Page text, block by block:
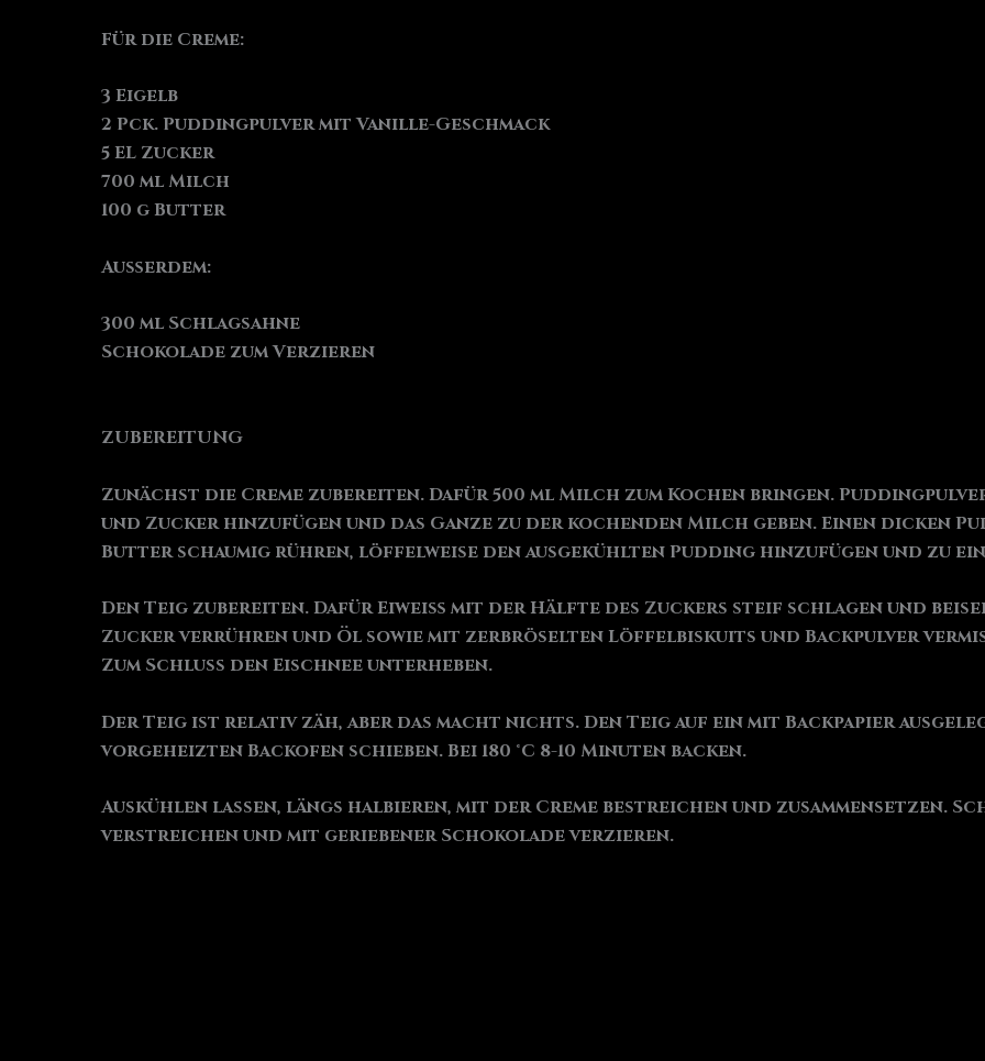
Für die Creme:
3 Eigelb
2 Pck. Puddingpulver mit Vanille-Geschmack
5 EL Zucker
700 ml Milch
100 g Butter
Außerdem:
300 ml Schlagsahne
Schokolade zum Verzieren
ZUBEREITUNG
Zunächst die Creme zubereiten. Dafür 500 ml Milch zum Kochen bringen.
und Zucker hinzufügen und das Ganze zu der kochenden Milch geben. Einen dicken
Butter schaumig rühren, löffelweise den ausgekühlten Pudding hinzufügen und zu
Den Teig zubereiten. Dafür Eiweiß mit der Hälfte des Zuckers steif schlagen und
Zucker verrühren und Öl sowie mit zerbröselten Löffelbiskuits und Backpulver
Zum Schluss den Eischnee unterheben.
Der Teig ist relativ zäh, aber das macht nichts. Den Teig auf ein mit Backpapier
vorgeheizten Backofen schieben. Bei 180 °C 8-10 Minuten backen.
Auskühlen lassen, längs halbieren, mit der Creme bestreichen und zusammensetzen.
verstreichen und mit geriebener Schokolade verzieren.